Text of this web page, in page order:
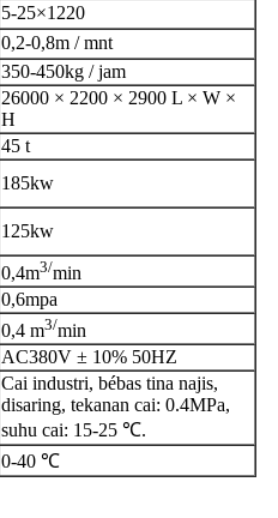
5-25×1220
0,2-0,8m / mnt
350-450kg / jam
26000 × 2200 × 2900 L × W ×
H
45 t
185kw
125kw
0,4m3/min
0,6mpa
0,4 m3/min
AC380V ± 10% 50HZ
Cai industri, bébas tina najis,
disaring, tekanan cai: 0.4MPa,
suhu cai: 15-25 ℃.
0-40 ℃